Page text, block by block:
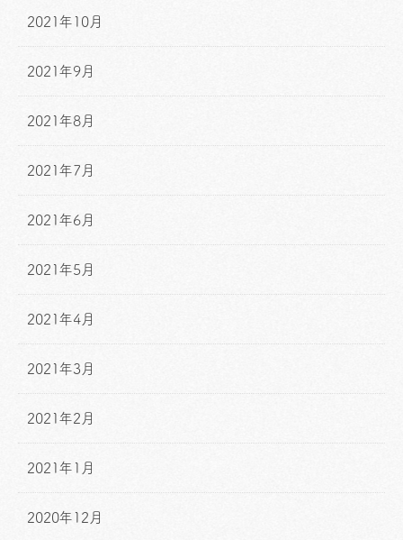
2021年10月
2021年9月
2021年8月
2021年7月
2021年6月
2021年5月
2021年4月
2021年3月
2021年2月
2021年1月
2020年12月